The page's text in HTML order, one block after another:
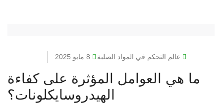
عالم التحكم في المواد الصلبة 8 مايو 2025
ما هي العوامل المؤثرة على كفاءة
الهيدروسايكلونات؟